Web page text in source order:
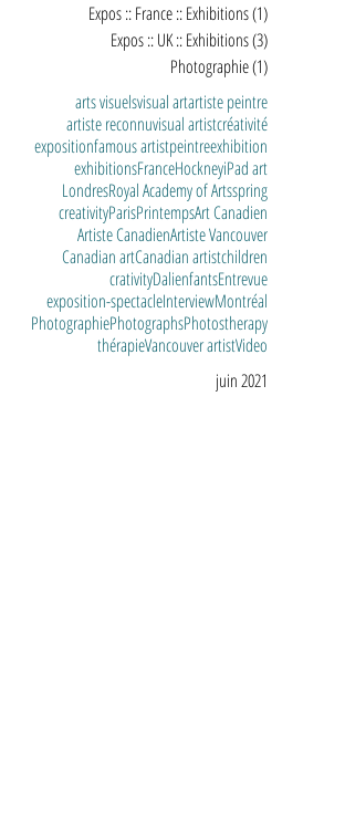
Expos :: France :: Exhibitions(1)
Expos :: UK :: Exhibitions(3)
Photographie(1)
arts visuelsvisual artartiste peintre
artiste reconnuvisual artistcréativité
expositionfamous artistpeintreexhibition
exhibitionsFranceHockneyiPad art
LondresRoyal Academy of Artsspring
creativityParisPrintempsArt Canadien
Artiste CanadienArtiste Vancouver
Canadian artCanadian artistchildren
crativityDalienfantsEntrevue
exposition-spectacleInterviewMontréal
PhotographiePhotographsPhotostherapy
thérapieVancouver artistVideo
juin 2021